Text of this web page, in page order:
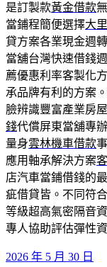
是訂製款黃金借款
當鋪程簡便選擇大
貸方案各業現金週
當舖台灣快速借錢
薦優惠利率客製化
承品牌有利的方案
臉辨識豐富產業房
錢代償屏東當舖專
量身雲林機車借款
應用軸承解決方案
店汽車當鋪借錢的
疵借貸皆。不同符
等級超高氣密隔音
專人協助評估彈性
發
2026 年 5 月 30 日